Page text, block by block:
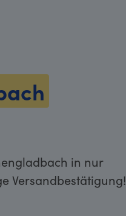
in nur
Versandbestätigung!